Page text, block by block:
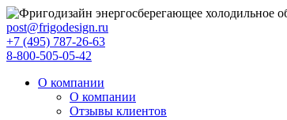
post@frigodesign.ru
+7 (495) 787-26-63
8-800-505-05-42
О компании
О компании
Отзывы клиентов